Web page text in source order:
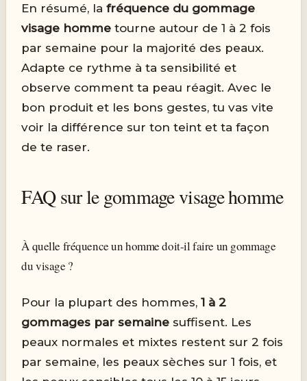
En résumé, lafréquence du gommage
visage homme tourne autour de 1 à 2 fois
par semaine pour la majorité des peaux.
Adapte ce rythme à ta sensibilité et
observe comment ta peau réagit. Avec le
bon produit et les bons gestes, tu vas vite
voir la différence sur ton teint et ta façon
de te raser.
FAQ sur le gommage visage homme
À quelle fréquence un homme doit-il faire un gommage
du visage ?
Pour la plupart des hommes,1 à 2
gommages par semaine suffisent. Les
peaux normales et mixtes restent sur 2 fois
par semaine, les peaux sèches sur 1 fois, et